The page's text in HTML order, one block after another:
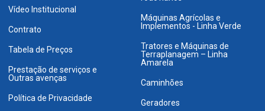
Vídeo Institucional
Contrato
Tabela de Preços
Prestação de serviços e
Outras avenças
Política de Privacidade
Máquinas Agrícolas e
Implementos - Linha Verde
Tratores e Máquinas de
Terraplanagem – Linha
Amarela
Caminhões
Geradores